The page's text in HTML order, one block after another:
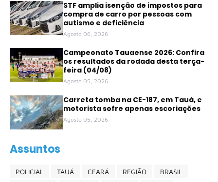
STF amplia isenção de impostos para
compra de carro por pessoas com
autismo e deficiência
Agosto 06, 2026
Campeonato Tauaense 2026: Confira
os resultados da rodada desta terça-
feira (04/08)
Agosto 05, 2026
Carreta tomba na CE-187, em Tauá, e
motorista sofre apenas escoriações
Agosto 05, 2026
Assuntos
POLICIAL TAUÁ CEARÁ REGIÃO
BRASIL